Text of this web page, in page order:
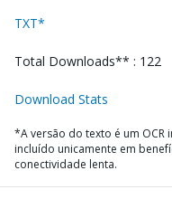
TXT*
Total Downloads** : 122
Download Stats
*A versão do texto é um OCR
incluído unicamente em
conectividade lenta.